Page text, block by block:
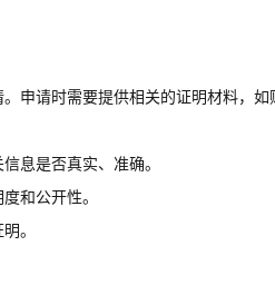
申请时需要提供相关的证明材料，如
息是否真实、准确。
和公开性。
。